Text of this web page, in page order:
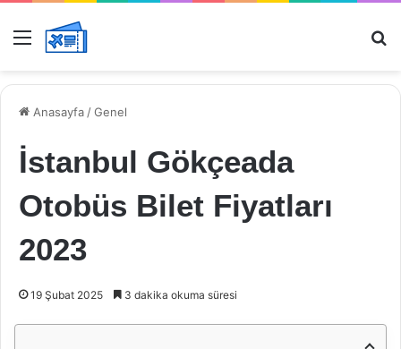
Menü
Anasayfa /Genel
İstanbul Gökçeada
Otobüs Bilet Fiyatları
2023
19 Şubat 2025 3 dakika okuma süresi